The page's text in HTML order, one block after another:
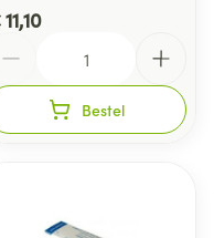
Bestel